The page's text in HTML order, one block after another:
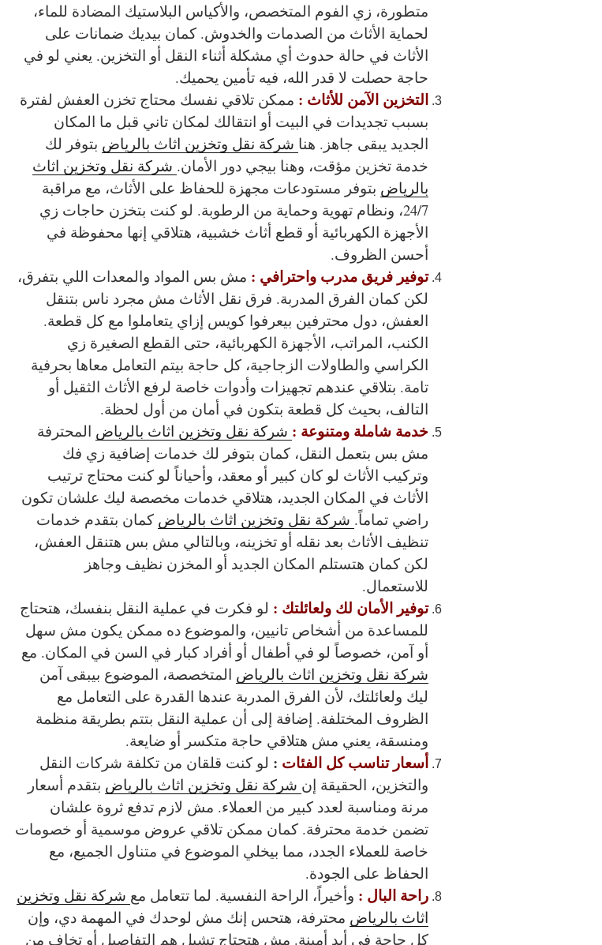
متطورة، زي الفوم المتخصص، والأكياس البلاستيك المضادة للماء،
لحماية الأثاث من الصدمات والخدوش. كمان بيديك ضمانات على
الأثاث في حالة حدوث أي مشكلة أثناء النقل أو التخزين. يعني لو في
حاجة حصلت لا قدر الله، فيه تأمين يحميك.
التخزين الآمن للأثاث : ممكن تلاقي نفسك محتاج تخزن العفش لفترة
بسبب تجديدات في البيت أو انتقالك لمكان تاني قبل ما المكان
الجديد يبقى جاهز. هنا شركة نقل وتخزين اثاث بالرياض بتوفر لك
خدمة تخزين مؤقت، وهنا بيجي دور الأمان. شركة نقل وتخزين اثاث
بالرياض بتوفر مستودعات مجهزة للحفاظ على الأثاث، مع مراقبة
24/7، ونظام تهوية وحماية من الرطوبة. لو كنت بتخزن حاجات زي
الأجهزة الكهربائية أو قطع أثاث خشبية، هتلاقي إنها محفوظة في
أحسن الظروف.
توفير فريق مدرب واحترافي : مش بس المواد والمعدات اللي بتفرق،
لكن كمان الفرق المدربة. فرق نقل الأثاث مش مجرد ناس بتنقل
العفش، دول محترفين بيعرفوا كويس إزاي يتعاملوا مع كل قطعة.
الكنب، المراتب، الأجهزة الكهربائية، حتى القطع الصغيرة زي
الكراسي والطاولات الزجاجية، كل حاجة بيتم التعامل معاها بحرفية
تامة. بتلاقي عندهم تجهيزات وأدوات خاصة لرفع الأثاث الثقيل أو
التالف، بحيث كل قطعة بتكون في أمان من أول لحظة.
خدمة شاملة ومتنوعة : شركة نقل وتخزين اثاث بالرياض المحترفة
مش بس بتعمل النقل، كمان بتوفر لك خدمات إضافية زي فك
وتركيب الأثاث لو كان كبير أو معقد، وأحياناً لو كنت محتاج ترتيب
الأثاث في المكان الجديد، هتلاقي خدمات مخصصة ليك علشان تكون
راضي تماماً. شركة نقل وتخزين اثاث بالرياض كمان بتقدم خدمات
تنظيف الأثاث بعد نقله أو تخزينه، وبالتالي مش بس هتنقل العفش،
لكن كمان هتستلم المكان الجديد أو المخزن نظيف وجاهز
للاستعمال.
توفير الأمان لك ولعائلتك : لو فكرت في عملية النقل بنفسك، هتحتاج
للمساعدة من أشخاص تانيين، والموضوع ده ممكن يكون مش سهل
أو آمن، خصوصاً لو في أطفال أو أفراد كبار في السن في المكان. مع
شركة نقل وتخزين اثاث بالرياض المتخصصة، الموضوع بيبقى آمن
ليك ولعائلتك، لأن الفرق المدربة عندها القدرة على التعامل مع
الظروف المختلفة. إضافة إلى أن عملية النقل بتتم بطريقة منظمة
ومنسقة، يعني مش هتلاقي حاجة متكسر أو ضايعة.
أسعار تناسب كل الفئات : لو كنت قلقان من تكلفة شركات النقل
والتخزين، الحقيقة إن شركة نقل وتخزين اثاث بالرياض بتقدم أسعار
مرنة ومناسبة لعدد كبير من العملاء. مش لازم تدفع ثروة علشان
تضمن خدمة محترفة. كمان ممكن تلاقي عروض موسمية أو خصومات
خاصة للعملاء الجدد، مما بيخلي الموضوع في متناول الجميع، مع
الحفاظ على الجودة.
راحة البال : وأخيراً، الراحة النفسية. لما تتعامل مع شركة نقل وتخزين
اثاث بالرياض محترفة، هتحس إنك مش لوحدك في المهمة دي، وإن
كل حاجة في أيد أمينة. مش هتحتاج تشيل هم التفاصيل أو تخاف من